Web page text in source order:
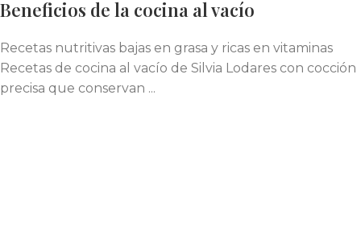
Beneficios de la cocina al vacío
Recetas nutritivas bajas en grasa y ricas en vitaminas
Recetas de cocina al vacío de Silvia Lodares con cocción
precisa que conservan ...